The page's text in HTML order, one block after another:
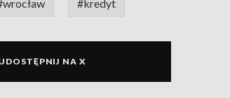
#kredyt
NA X